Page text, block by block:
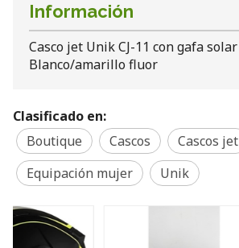
Información
Casco jet Unik CJ-11 con gafa solar
Blanco/amarillo fluor
Clasificado en:
Boutique
Cascos
Cascos jet
Equipación mujer
Unik